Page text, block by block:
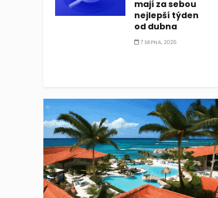
mají za sebou
nejlepší týden
od dubna
7 SRPNA, 2026